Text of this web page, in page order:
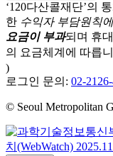
‘120다산콜재단’의
한 수익자 부담원칙
요금이 부과되며 휴
의 요금체계에 따릅
)
로그인 문의: 02-
© Seoul Metropolitan